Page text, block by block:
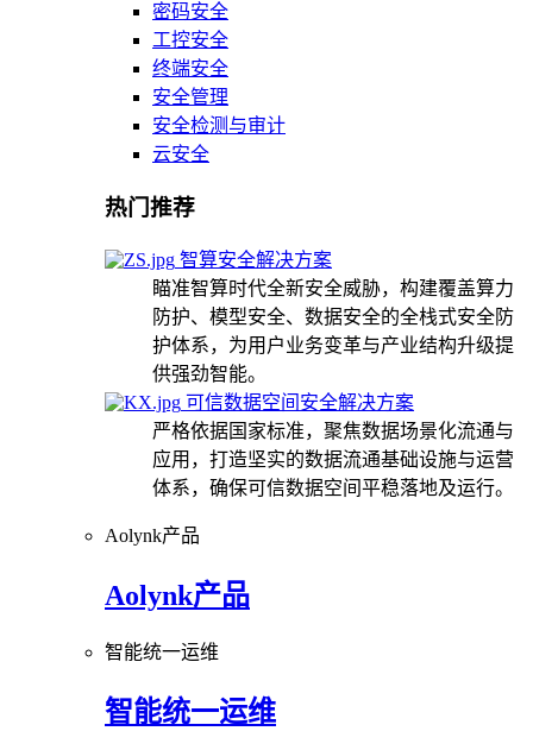
密码安全
工控安全
终端安全
安全管理
安全检测与审计
云安全
热门推荐
智算安全解决方案
瞄准智算时代全新安全威胁，构建覆盖算力
防护、模型安全、数据安全的全栈式安全防
护体系，为用户业务变革与产业结构升级提
供强劲智能。
可信数据空间安全解决方案
严格依据国家标准，聚焦数据场景化流通与
应用，打造坚实的数据流通基础设施与运营
体系，确保可信数据空间平稳落地及运行。
Aolynk产品
Aolynk产品
智能统一运维
智能统一运维